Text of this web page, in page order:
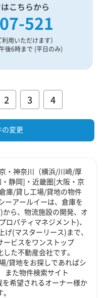
こちらから
521
用いただけます）
後6時まで (平日のみ)
2 3 4
変更
・神奈川（横浜/川崎/厚
静岡]・近畿圏[大阪・京
庫/貸し工場/貸地の物件
ーアールイーは、倉庫を
ら、物流施設の開発、オ
ロパティマネジメント)、
(マスターリース)まで、
ービスをワンストップ
た不動産会社です。
/貸地をお探しであればシ
また物件検索サイト
を希望されるオーナー様か